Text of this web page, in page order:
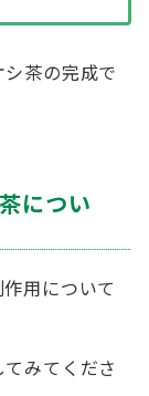
茶の完成で
につい
用について
みてくださ